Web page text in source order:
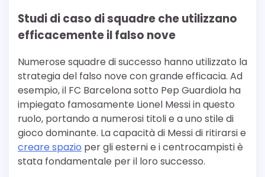
Studi di caso di squadre che utilizzano
efficacemente il falso nove
Numerose squadre di successo hanno utilizzato la
strategia del falso nove con grande efficacia. Ad
esempio, il FC Barcelona sotto Pep Guardiola ha
impiegato famosamente Lionel Messi in questo
ruolo, portando a numerosi titoli e a uno stile di
gioco dominante. La capacità di Messi di ritirarsi e
creare spazio per gli esterni e i centrocampisti è
stata fondamentale per il loro successo.